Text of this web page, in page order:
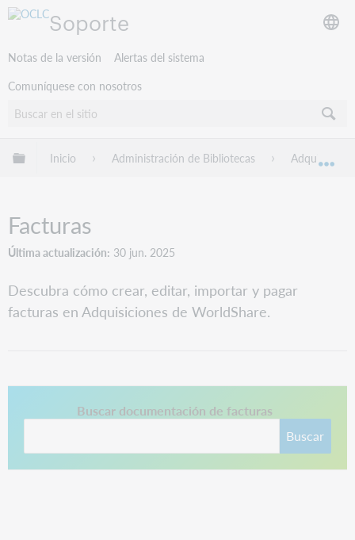
Soporte
Notas de la versión
Alertas del sistema
Comuníquese con nosotros
Expandir/contraer jerarquía global
Inicio Administración de Bibliotecas
Facturas
Última actualización 30 jun. 2025
Descubra cómo crear, editar, importar y pagar
facturas en Adquisiciones de WorldShare.
Buscar documentación de facturas
Buscar
Este enlace se abre en una pestaña nueva.